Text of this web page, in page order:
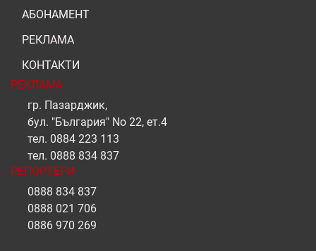
АБОНАМЕНТ
РЕКЛАМА
КОНТАКТИ
РЕКЛАМА
гр. Пазарджик,
бул. "България" No 22, ет.4
тел. 0884 223 113
тел. 0888 834 837
РЕПОРТЕРИ
0888 834 837
0888 021 706
0886 970 269